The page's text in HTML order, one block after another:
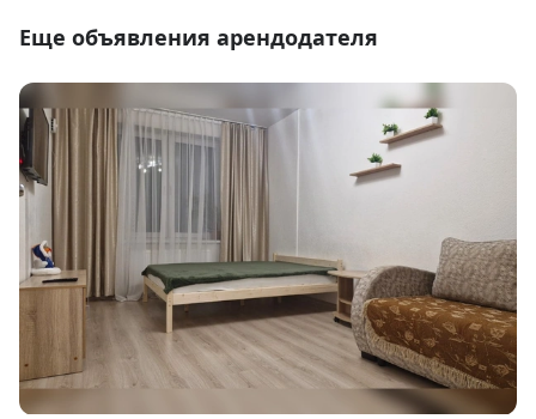
Еще объявления арендодателя